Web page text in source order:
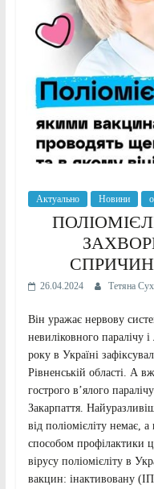
Актуально Новини
26.04.2024 Тетяна
Він уражає нервову
невиліковного паралічу
року в Україні
Рівненській області. А
гострого в’ялого
Закарпаття.
від поліомієліту немає,
способом профілактики
вірусу поліомієліту в
вакцин: інактивовану